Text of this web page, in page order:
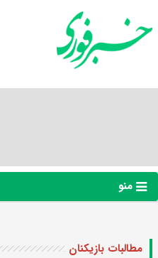
منو
مطالبات بازیکنان